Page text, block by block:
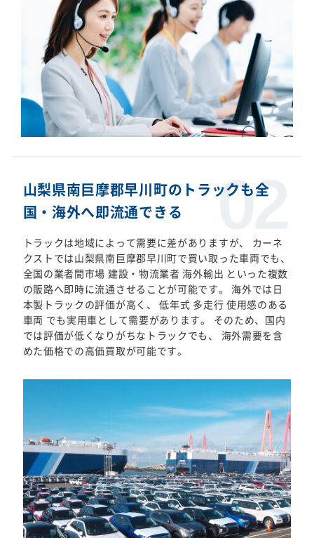
山梨県南巨摩郡早川町のトラックも全
国・海外へ即流通できる
トラックは地域によって需要に差がありますが、 カーネ
クストでは山梨県南巨摩郡早川町で買い取った車両でも、
全国の業者間市場 建設・物流業者 海外輸出 といった複数
の販路へ即時に流通させることが可能です。 海外では日
本製トラックの評価が高く、 低年式 多走行 使用感のある
車両 でも実用車として需要があります。 そのため、国内
では評価が低くなりがちなトラックでも、 海外需要を含
めた価格での高価買取が可能です。